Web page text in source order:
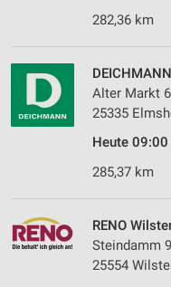
282,36 km
Alter Markt 6
25335
Heute
285,37 km
RENO
Steindamm
25554
Messung der
Messung der
Analyse von
Entwicklung und
Verwendung